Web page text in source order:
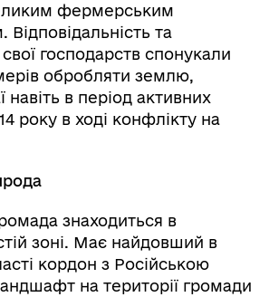
фермерським
Відповідальність та
господарств спонукали
обробляти землю,
навіть в період активних
року в ході конфлікту на
знаходиться в
зоні. Має найдовший в
кордон з Російською
на території громади